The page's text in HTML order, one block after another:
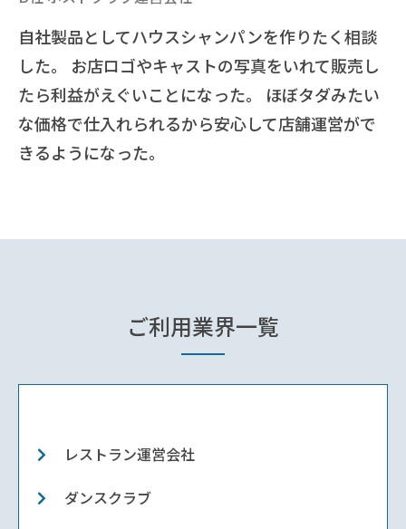
自社製品としてハウスシャンパンを作りたく相談
した。 お店ロゴやキャストの写真をいれて販売し
たら利益がえぐいことになった。 ほぼタダみたい
な価格で仕入れられるから安心して店舗運営がで
きるようになった。
ご利用業界一覧
レストラン運営会社
ダンスクラブ